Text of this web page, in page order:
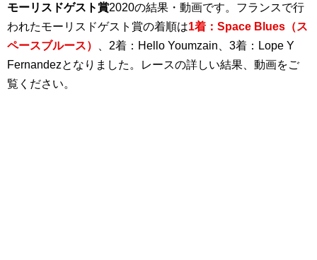
モーリスドゲスト賞2020の結果・動画です。フランスで行
われたモーリスドゲスト賞の着順は1着：Space Blues（ス
ペースブルース）
、2着：Hello Youmzain、3着：Lope Y
Fernandezとなりました。レースの詳しい結果、動画をご
覧ください。